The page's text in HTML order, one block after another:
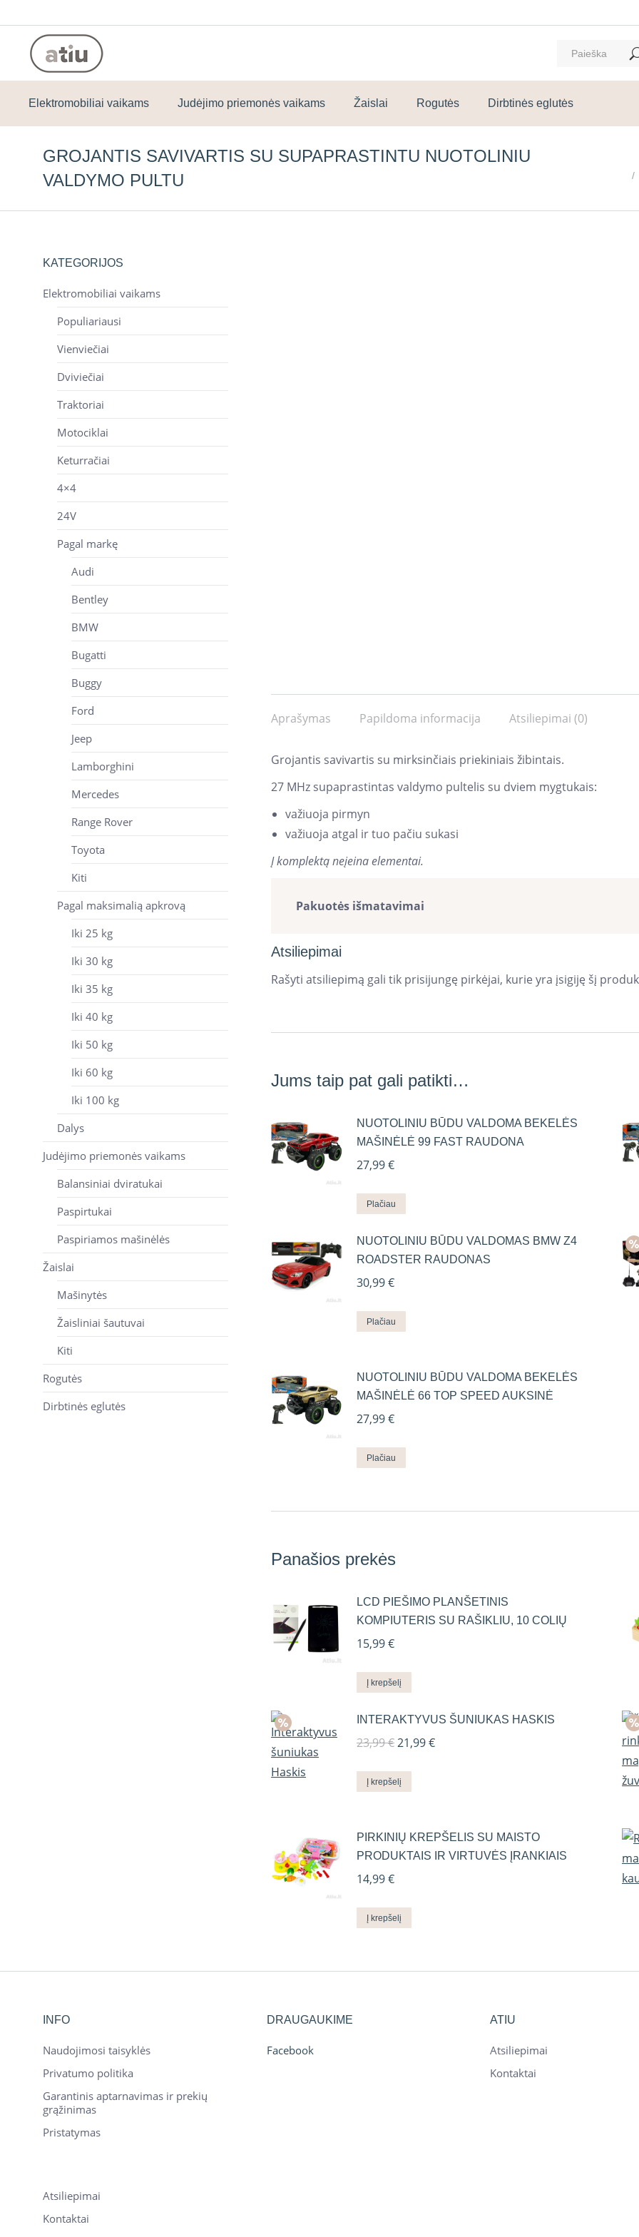
Elektromobiliai vaikams Judėjimo priemonės vaikams Žaislai Rogutės Dirbtinės eglutės
GROJANTIS SAVIVARTIS SU SUPAPRASTINTU NUOTOLINIU
VALDYMO PULTU
Aprašymas Papildoma informacija Atsiliepimai (0)
Grojantis savivartis su mirksinčiais priekiniais žibintais.
27 MHz supaprastintas valdymo pultelis su dviem mygtukais:
važiuoja pirmyn
važiuoja atgal ir tuo pačiu sukasi
Į komplektą neįeina elementai.
Pakuotės išmatavimai
Atsiliepimai
Rašyti atsiliepimą gali tik prisijungę pirkėjai, kurie yra įsigiję šį
Jums taip pat gali patikti…
NUOTOLINIU BŪDU VALDOMA BEKELĖS
MAŠINĖLĖ 99 FAST RAUDONA
27,99€
Plačiau
NUOTOLINIU BŪDU VALDOMAS BMW Z4
ROADSTER RAUDONAS
30,99€
Plačiau
NUOTOLINIU BŪDU VALDOMA BEKELĖS
MAŠINĖLĖ 66 TOP SPEED AUKSINĖ
27,99€
Plačiau
Panašios prekės
LCD PIEŠIMO PLANŠETINIS
KOMPIUTERIS SU RAŠIKLIU, 10 COLIŲ
15,99€
Į krepšelį
INTERAKTYVUS ŠUNIUKAS HASKIS
23,99€ Original
was:
21,99€Current
Į krepšelį
PIRKINIŲ KREPŠELIS SU MAISTO
PRODUKTAIS IR VIRTUVĖS ĮRANKIAIS
14,99€
Į krepšelį
KATEGORIJOS
Elektromobiliai vaikams
Populiariausi
Vienviečiai
Dviviečiai
Traktoriai
Motociklai
Keturračiai
4×4
24V
Pagal markę
Audi
Bentley
BMW
Bugatti
Buggy
Ford
Jeep
Lamborghini
Mercedes
Range Rover
Toyota
Kiti
Pagal maksimalią apkrovą
Iki 25 kg
Iki 30 kg
Iki 35 kg
Iki 40 kg
Iki 50 kg
Iki 60 kg
Iki 100 kg
Dalys
Judėjimo priemonės vaikams
Balansiniai dviratukai
Paspirtukai
Paspiriamos mašinėlės
Žaislai
Mašinytės
Žaisliniai šautuvai
Kiti
Rogutės
Dirbtinės eglutės
INFO
Naudojimosi taisyklės
Privatumo politika
Garantinis aptarnavimas ir prekių
grąžinimas
Pristatymas
DRAUGAUKIME
Facebook
ATIU
Atsiliepimai
Kontaktai
Atsiliepimai
Kontaktai